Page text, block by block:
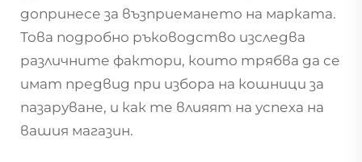
допринесе за възприемането на марката.
Това подробно ръководство изследва
различните фактори, които трябва да се
имат предвид при избора на кошници за
пазаруване, и как те влияят на успеха на
вашия магазин.